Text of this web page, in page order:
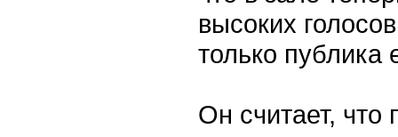
высоких
только публика
Он считает,